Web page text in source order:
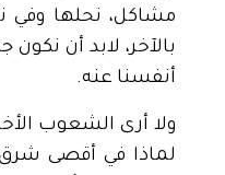
مشاكل، نحلها
بالآخر، لابد أن نكون
أنفسنا عنه.
ولا أرى الشعوب
لماذا في أقصى